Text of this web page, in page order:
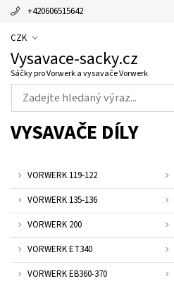
+420606515642
CZK
Vysavace-sacky.cz
Sáčky pro Vorwerk a vysavače Vorwerk
VYSAVAČE DÍLY
VORWERK 119-122
VORWERK 135-136
VORWERK 200
VORWERK ET340
VORWERK EB360-370